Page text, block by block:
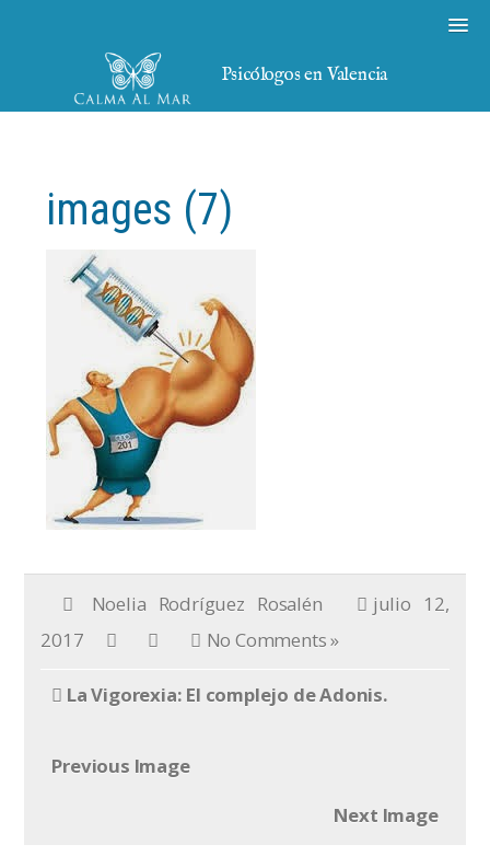
Psicólogos en Valencia
images (7)
Noelia Rodríguez Rosalén
julio 12,
2017
No Comments »
La Vigorexia: El complejo de Adonis.
Previous Image
Next Image